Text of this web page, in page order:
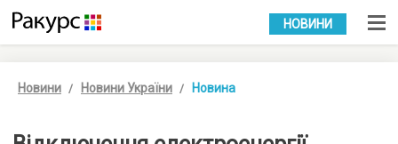
УКР РУС
НОВИНИ
Новини Новини України Новина